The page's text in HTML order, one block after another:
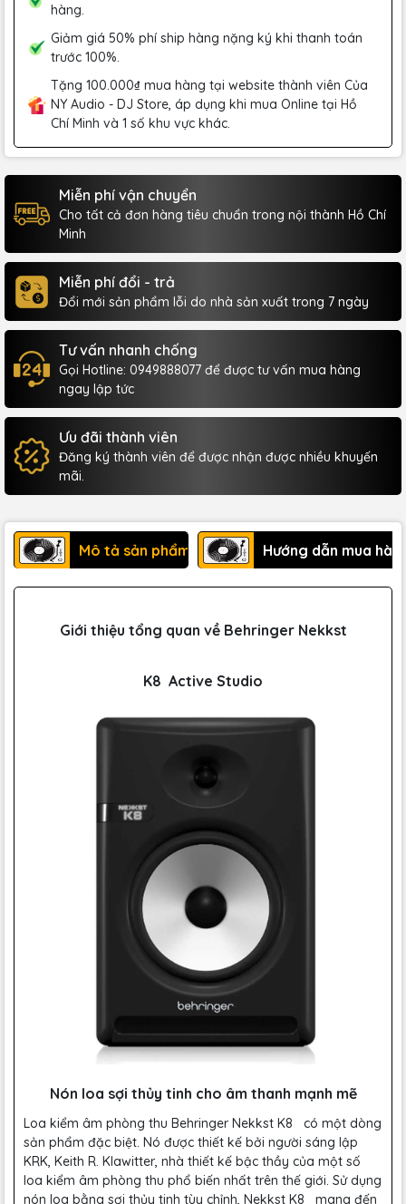
hàng.
Giảm giá 50% phí ship hàng nặng ký khi thanh toán
trước 100%.
Tặng 100.000₫ mua hàng tại website thành viên Của
NY Audio - DJ Store, áp dụng khi mua Online tại Hồ
Chí Minh và 1 số khu vực khác.
Miễn phí vận chuyển
Cho tất cả đơn hàng tiêu chuẩn trong nội thành Hồ Chí
Minh
Miễn phí đổi - trả
Đổi mới sản phẩm lỗi do nhà sản xuất trong 7 ngày
Tư vấn nhanh chống
Gọi Hotline: 0949888077 để được tư vấn mua hàng
ngay lập tức
Ưu đãi thành viên
Đăng ký thành viên để được nhận được nhiều khuyến
mãi.
Mô tả sản phẩm Hướng dẫn mua
Giới thiệu tổng quan về Behringer Nekkst
K8 Active Studio
Nón loa sợi thủy tinh cho âm thanh mạnh mẽ
Loa kiểm âm phòng thu Behringer Nekkst K8 có một dòng
sản phẩm đặc biệt. Nó được thiết kế bởi người sáng lập
KRK, Keith R. Klawitter, nhà thiết kế bậc thầy của một số
loa kiểm âm phòng thu phổ biến nhất trên thế giới. Sử dụng
nón loa bằng sợi thủy tinh tùy chỉnh, Nekkst K8 mang đến